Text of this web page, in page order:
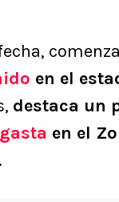
en el
destaca un
en el